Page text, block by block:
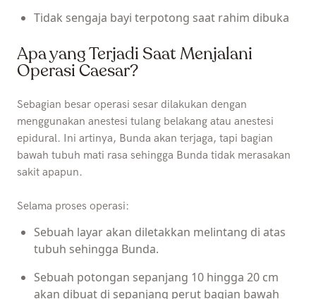
Tidak sengaja bayi terpotong saat rahim dibuka
Apa yang Terjadi Saat Menjalani
Operasi Caesar?
Sebagian besar operasi sesar dilakukan dengan
menggunakan anestesi tulang belakang atau anestesi
epidural. Ini artinya, Bunda akan terjaga, tapi bagian
bawah tubuh mati rasa sehingga Bunda tidak merasakan
sakit apapun.
Selama proses operasi:
Sebuah layar akan diletakkan melintang di atas
tubuh sehingga Bunda.
Sebuah potongan sepanjang 10 hingga 20 cm
akan dibuat di sepanjang perut bagian bawah